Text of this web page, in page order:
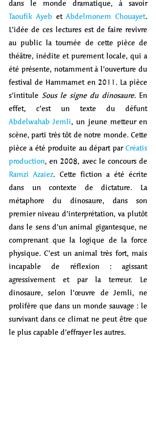
dans le monde dramatique, à savoir
Taoufik Ayeb et Abdelmonem Chouayet.
L’idée de ces lectures est de faire revivre
au public la tournée de cette pièce de
théâtre, inédite et purement locale, qui a
été présente, notamment à l’ouverture du
festival de Hammamet en 2011. La pièce
s’intitule Sous le signe du dinosaure. En
effet, c’est un texte du défunt
Abdelwahab Jemli, un jeune metteur en
scène, parti très tôt de notre monde. Cette
pièce a été produite au départ par Créatis
production
Ramzi Azaiez. Cette fiction a été écrite
dans un contexte de dictature. La
métaphore du dinosaure, dans son
premier niveau d’interprétation, va plutôt
dans le sens d’un animal gigantesque, ne
comprenant que la logique de la force
physique. C’est un animal très fort, mais
incapable de réflexion : agissant
agressivement et par la terreur. Le
dinosaure, selon l’œuvre de Jemli, ne
prolifère que dans un monde sauvage : le
survivant dans ce climat ne peut être que
le plus capable d’effrayer les autres.